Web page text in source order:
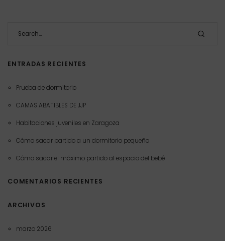
ENTRADAS RECIENTES
Prueba de dormitorio
CAMAS ABATIBLES DE JJP
Habitaciones juveniles en Zaragoza
Cómo sacar partido a un dormitorio pequeño
Cómo sacar el máximo partido al espacio del bebé
COMENTARIOS RECIENTES
ARCHIVOS
marzo 2026